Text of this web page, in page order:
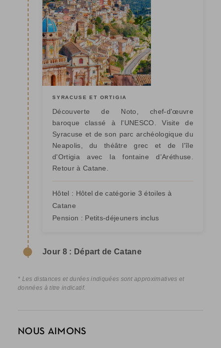
SYRACUSE ET ORTIGIA
Découverte de Noto, chef-d'œuvre
baroque classé à l'UNESCO. Visite de
Syracuse et de son parc archéologique du
Neapolis, du théâtre grec et de l'île
d'Ortigia avec la fontaine d'Aréthuse.
Retour à Catane.
Hôtel : Hôtel de catégorie 3 étoiles à
Catane
Pension : Petits-déjeuners inclus
Jour 8 : Départ de Catane
* Les distances et durées indiquées sont approximatives et
données à titre indicatif.
NOUS AIMONS